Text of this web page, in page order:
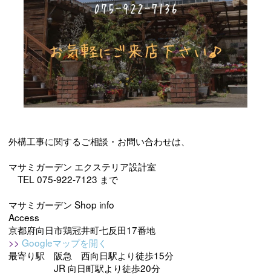
外構工事に関するご相談・お問い合わせは、
マサミガーデン エクステリア設計室
TEL 075-922-7123 まで
マサミガーデン Shop info
Access
京都府向日市鶏冠井町七反田17番地
>> Googleマップを開く
最寄り駅 阪急 西向日駅より徒歩15分
JR 向日町駅より徒歩20分